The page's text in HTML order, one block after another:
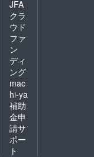
JFA
クラ
ウド
ファ
ン
ディ
ング
mac
hi-ya
補助
金申
請サ
ポー
ト